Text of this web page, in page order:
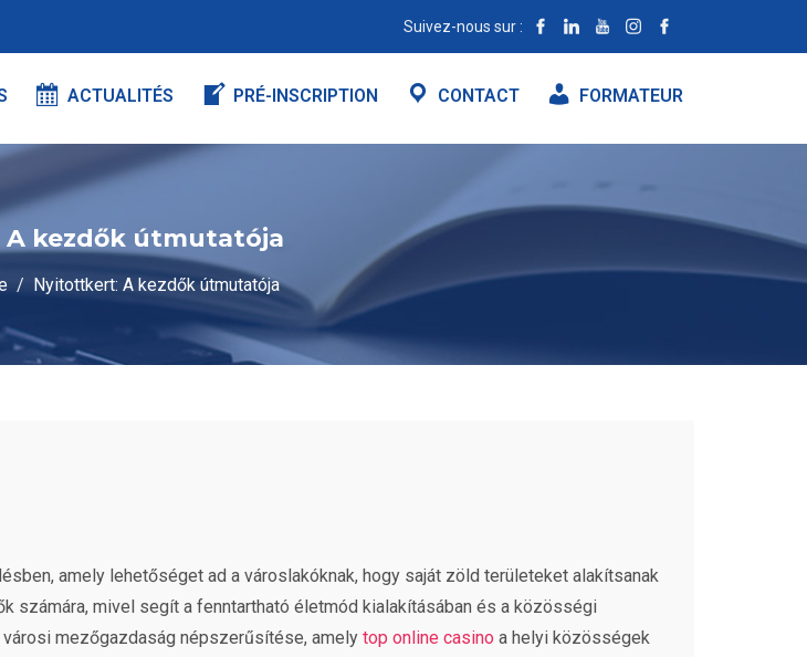
Suivez-nous sur :
ACTUALITÉS PRÉ-INSCRIPTION CONTACT FORMATEUR
kezdők útmutatója
Nyitottkert: A kezdők útmutatója
amely lehetőséget ad a városlakóknak, hogy saját zöld területeket alakítsanak
számára, mivel segít a fenntartható életmód kialakításában és a közösségi
mezőgazdaság népszerűsítése, amely top online casino a helyi közösségek